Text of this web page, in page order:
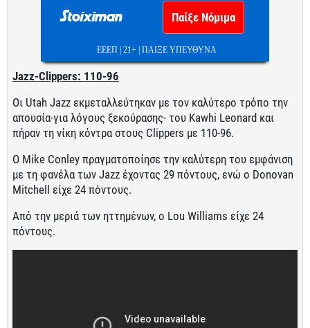
Παίξε Νόμιμα
ΕΕΕΠ | 21+ | ΠΑΙΞΕ ΥΠΕΥΘΥΝΑ
Jazz-Clippers: 110-96
Οι Utah Jazz εκμεταλλεύτηκαν με τον καλύτερο τρόπο την
απουσία-για λόγους ξεκούρασης- του Kawhi Leonard και
πήραν τη νίκη κόντρα στους Clippers με 110-96.
Ο Mike Conley πραγματοποίησε την καλύτερη του εμφάνιση
με τη φανέλα των Jazz έχοντας 29 πόντους, ενώ ο Donovan
Mitchell είχε 24 πόντους.
Από την μεριά των ηττημένων, ο Lou Williams είχε 24
πόντους.